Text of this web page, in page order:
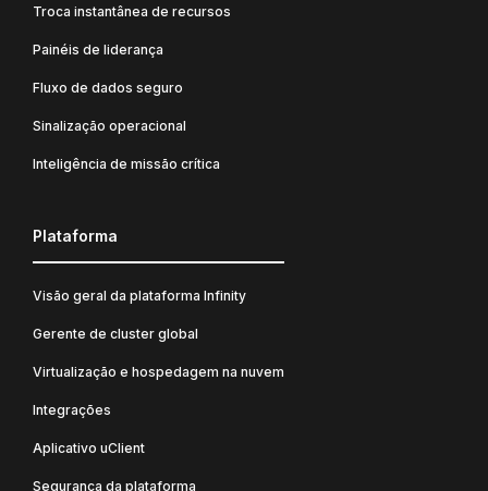
Troca instantânea de recursos
Painéis de liderança
Fluxo de dados seguro
Sinalização operacional
Inteligência de missão crítica
Plataforma
Visão geral da plataforma Infinity
Gerente de cluster global
Virtualização e hospedagem na nuvem
Integrações
Aplicativo uClient
Segurança da plataforma